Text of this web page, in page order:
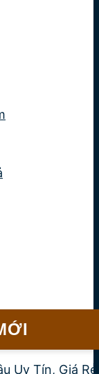
Uy Tín, Giá